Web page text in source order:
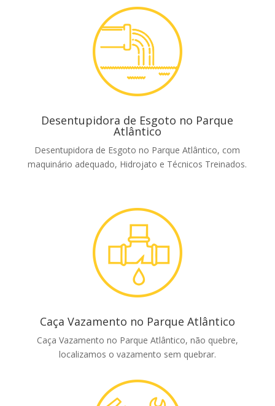
Desentupidora de Esgoto no Parque
Atlântico
Desentupidora de Esgoto no Parque Atlântico, com
maquinário adequado, Hidrojato e Técnicos Treinados.
Caça Vazamento no Parque Atlântico
Caça Vazamento no Parque Atlântico, não quebre,
localizamos o vazamento sem quebrar.